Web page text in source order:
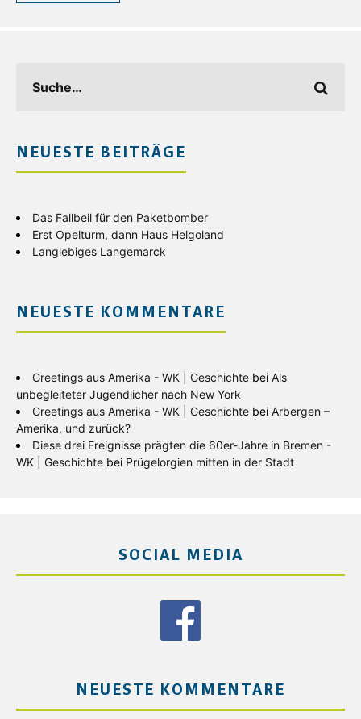
NEUESTE BEITRÄGE
Das Fallbeil für den Paketbomber
Erst Opelturm, dann Haus Helgoland
Langlebiges Langemarck
NEUESTE KOMMENTARE
Greetings aus Amerika - WK | Geschichte bei Als
unbegleiteter Jugendlicher nach New York
Greetings aus Amerika - WK | Geschichte bei Arbergen –
Amerika, und zurück?
Diese drei Ereignisse prägten die 60er-Jahre in Bremen -
WK | Geschichte bei Prügelorgien mitten in der Stadt
SOCIAL MEDIA
NEUESTE KOMMENTARE